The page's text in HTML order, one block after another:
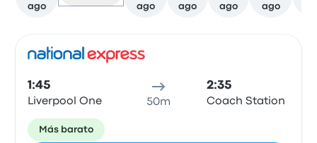
ago
ago
ago
ago
ago
1:45
Liverpool One 50m
2:35
Coach Station
Más barato